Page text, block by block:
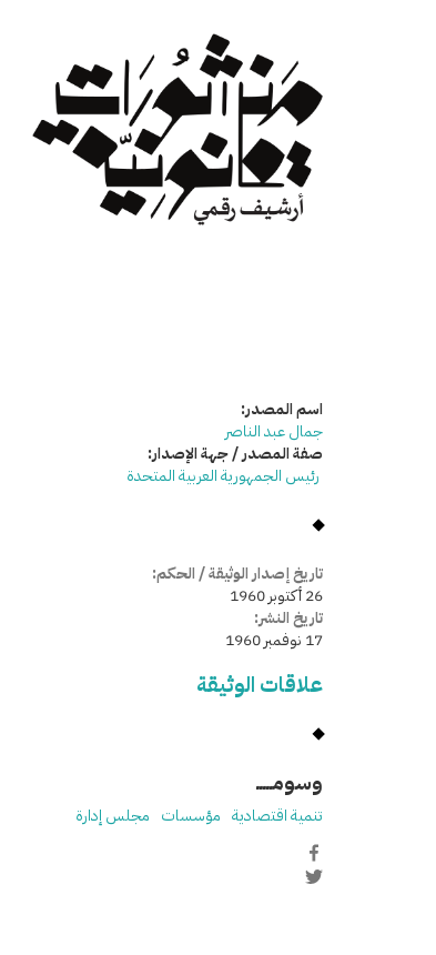
اسم المصدر:
جمال عبد الناصر
صفة المصدر / جهة الإصدار:
رئيس الجمهورية العربية المتحدة
تاريخ إصدار الوثيقة / الحكم:
26 أكتوبر 1960
تاريخ النشر:
17 نوفمبر 1960
علاقات الوثيقة
وسومـــــ
تنمية اقتصادية مؤسسات مجلس إدارة